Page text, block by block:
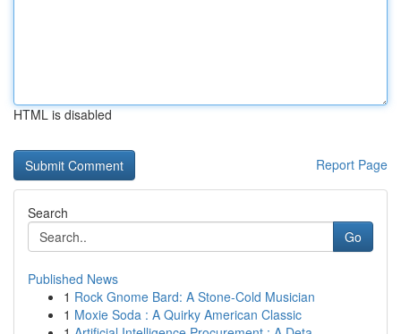
HTML is disabled
Report Page
Search
Go
Published News
1 Rock Gnome Bard: A Stone-Cold Musician
1 Moxie Soda : A Quirky American Classic